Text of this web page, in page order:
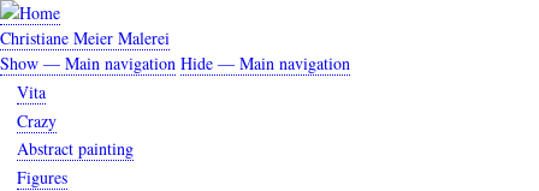
Skip
to
main
content
Christiane Meier Malerei
Main
navigation
Show — Main navigation Hide — Main navigation
Vita
Crazy
Abstract painting
Figures